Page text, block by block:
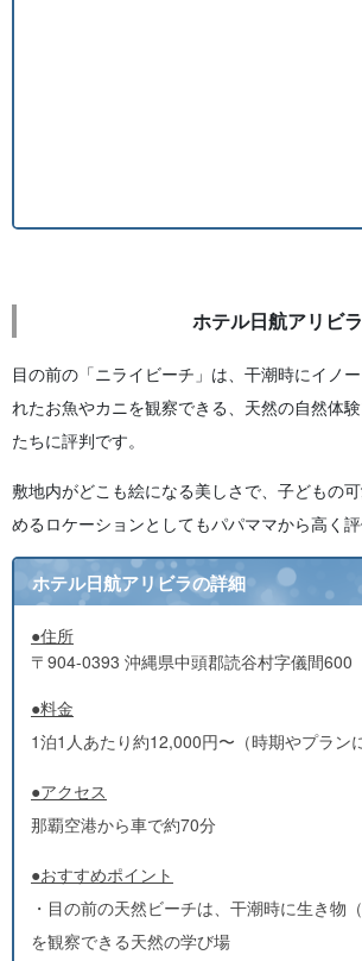
ホテル日航アリビラ
目の前の「ニライビーチ」は、干潮時にイノ
れたお魚やカニを観察できる、天然の自然体
たちに評判です。
敷地内がどこも絵になる美しさで、子どもの
めるロケーションとしてもパパママから高く評
ホテル日航アリビラの詳細
●住所
〒904-0393 沖縄県中頭郡読谷村字儀間600
●料金
1泊1人あたり約12,000円〜（時期やプラン
●アクセス
那覇空港から車で約70分
●おすすめポイント
・目の前の天然ビーチは、干潮時に生き物
を観察できる天然の学び場